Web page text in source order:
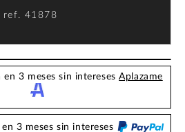
ref. 41878
en 3 meses sin interesesAplazame
3 meses sin intereses